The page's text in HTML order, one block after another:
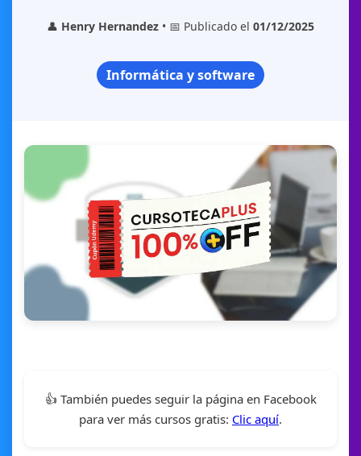
👤 Henry Hernandez • 📅 Publicado el 01/12/2025
Informática y software
👍 También puedes seguir la página en Facebook
para ver más cursos gratis: Clic aquí.